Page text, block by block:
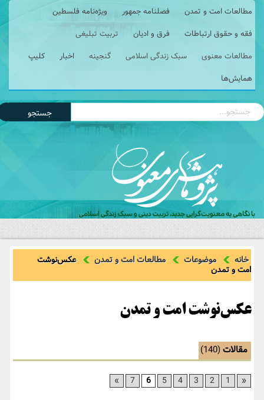
مطالعات امت و تمدن فصلنامه جمهور
ویژه‌نامه فلسطین
فقه و حقوق ارتباطات
فرق و ادیان
تربیت تبلیغی
مطالعات معنوی
سبک زندگی اسلامی گنجینه اخبار
کلیپ
همایش‌ها
جستجو
خانه موضوعات مطالعات امت و تمدن عکس‌نوشت
امت و تمدن
عکس‌نوشت امت و تمدن
مقالات(140)
«
2
3
4
5
6
7
»